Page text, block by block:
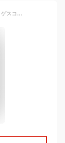
【国内正規品】GC Guess Collection ジーシー ゲスコレクション 腕時計 Retro-Class クロノグラフ Y01003G1 クォーツ メンズ ブランド スイス製 ウォッチ 高級感 ギフト